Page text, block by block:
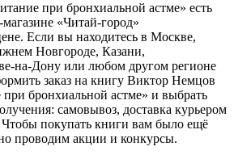
при бронхиальной астме» есть
«Читай-город»
Если вы находитесь в Москве,
Новгороде, Казани,
на-Дону или любом другом регионе
заказ на книгу Виктор Немцов
бронхиальной астме» и выбрать
самовывоз, доставка курьером
покупать книги вам было ещё
проводим акции и конкурсы.